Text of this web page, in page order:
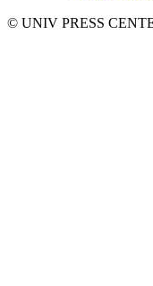
© UNIV PRESS